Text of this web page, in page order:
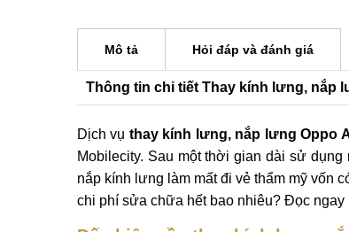
So sánh POCO M8
Đâu là lựa chọn đáng
Mô tả Hỏi đáp và đánh giá